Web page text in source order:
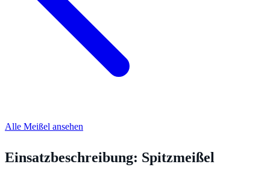
Alle Meißel ansehen
Einsatzbeschreibung: Spitzmeißel